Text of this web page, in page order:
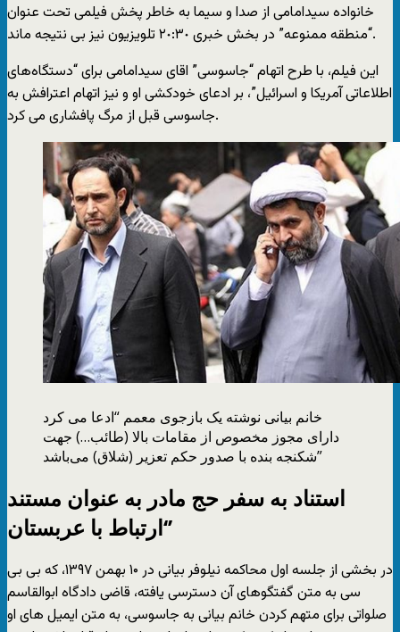
خانواده سیدامامی از صدا و سیما به خاطر پخش فیلمی تحت عنوان
“منطقه ممنوعه” در بخش خبری ٢٠:٣٠ تلویزیون نیز بی نتیجه ماند.
این فیلم، با طرح اتهام “جاسوسی” اقای سیدامامی برای “دستگاه‌های
اطلاعاتی آمریکا و اسرائیل”، بر ادعای خودکشی او و نیز اتهام اعترافش به
جاسوسی قبل از مرگ پافشاری می کرد.
خانم بیانی نوشته یک بازجوی معمم “ادعا می کرد
دارای مجوز مخصوص از مقامات بالا (طائب…) جهت
شکنجه بنده با صدور حکم تعزیر (شلاق) می‌باشد”
استناد به سفر حج مادر به عنوان مستند
‘ارتباط با عربستان’
در بخشی از جلسه اول محاکمه نیلوفر بیانی در ۱۰ بهمن ۱۳۹۷، که بی بی
سی به متن گفتگوهای آن دسترسی یافته، قاضی دادگاه ابوالقاسم
صلواتی برای متهم کردن خانم بیانی به جاسوسی، به متن ایمیل های او